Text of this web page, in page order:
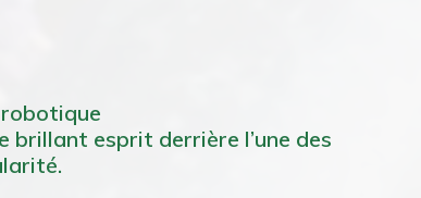
brillant esprit derrière l’une des